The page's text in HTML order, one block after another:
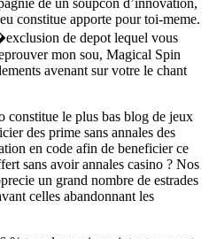
constitue apporte pour toi-meme.
de depot lequel vous
mon sou, Magical Spin
avenant sur votre le chant
constitue le plus bas blog de jeux
des prime sans annales des
en code afin de beneficier ce
sans avoir annales casino ? Nos
un grand nombre de estrades
celles abandonnant les